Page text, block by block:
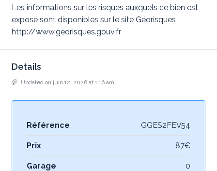
Les informations sur les risques auxquels ce bien est
exposé sont disponibles sur le site Géorisques
http://www.georisques.gouv.fr
Details
Updated on juin 12, 2026 at 1:16 am
Référence GGES2FEV54
Prix 87€
Garage 0